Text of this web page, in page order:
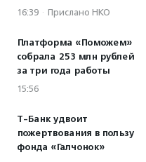
16:39 · Прислано НКО
Платформа «Поможем»
собрала 253 млн рублей
за три года работы
15:56
Т-Банк удвоит
пожертвования в пользу
фонда «Галчонок»